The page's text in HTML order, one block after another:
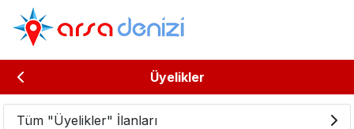
Üyelikler
Tüm "Üyelikler" İlanları